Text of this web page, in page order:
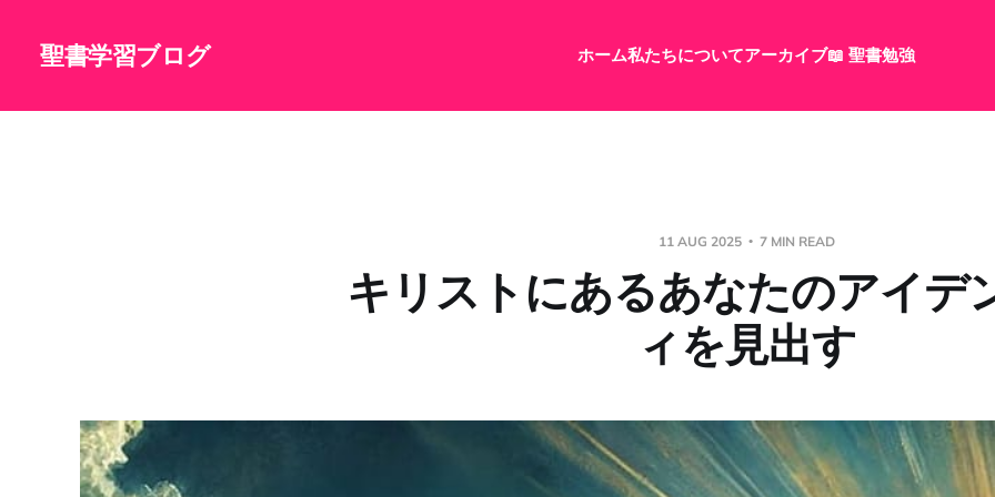
聖書学習ブログ ホーム私たちについてアーカイブ📖 聖書勉強
11 AUG 2025 7 MIN READ
キリストにあるあなたのアイデ
ィを見出す